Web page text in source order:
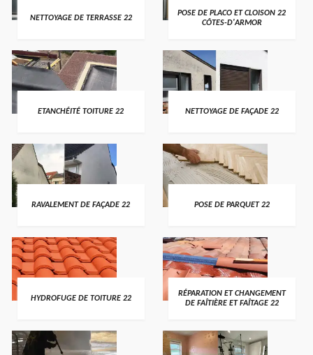
NETTOYAGE DE TERRASSE 22
POSE DE PLACO ET CLOISON 22
CÔTES-D'ARMOR
ETANCHÉITÉ TOITURE 22 NETTOYAGE DE FAÇADE 22
RAVALEMENT DE FAÇADE 22 POSE DE PARQUET 22
HYDROFUGE DE TOITURE 22
RÉPARATION ET CHANGEMENT
DE FAÎTIÈRE ET FAÎTAGE 22